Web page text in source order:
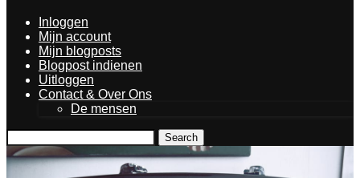
Inloggen
Mijn account
Mijn blogposts
Blogpost indienen
Uitloggen
Contact & Over Ons
De mensen
Search